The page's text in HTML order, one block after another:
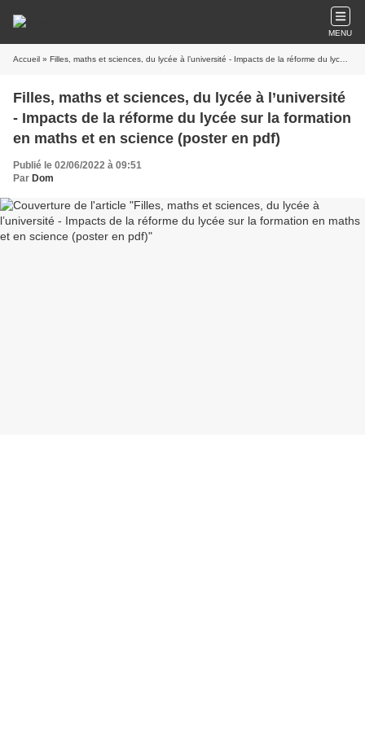
MENU
Accueil » Filles, maths et sciences, du lycée à l’université - Impacts de la réforme du lycée sur la formation en maths et en science (poster en pdf)
Filles, maths et sciences, du lycée à l’université
- Impacts de la réforme du lycée sur la formation
en maths et en science (poster en pdf)
Publié le 02/06/2022 à 09:51
Par Dom